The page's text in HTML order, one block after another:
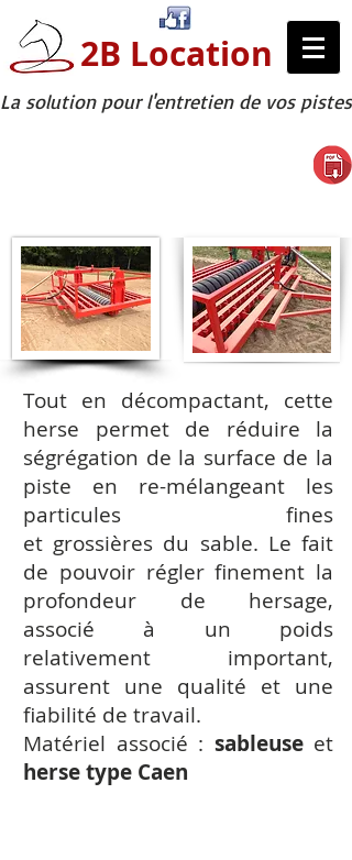
2B Location
La solution pour l'entretien de vos pistes
Tout en décompactant, cette
herse permet de réduire la
ségrégation de la surface de la
piste en re-mélangeant les
particules fines
et grossières du sable. Le fait
de pouvoir régler finement la
profondeur de hersage,
associé à un poids
relativement important,
assurent une qualité et une
fiabilité de travail.
Matériel associé : sableuse et
herse type Caen